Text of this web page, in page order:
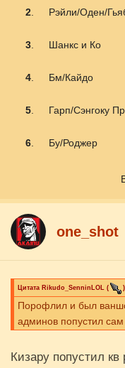
2 Рэйли/Оден/
3 Шанкс и Ко
4 Бм/Кайдо
5 Гарп/Сэнгоку
6 Бу/Роджер
one_shot
Цитата Rikudo_SenninLOL ( )
Порофлил и был
админов попустил сам
Кизару попустил